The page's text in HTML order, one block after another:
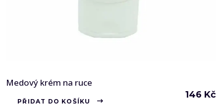
Medový krém na ruce
146 Kč
PŘIDAT DO KOŠÍKU